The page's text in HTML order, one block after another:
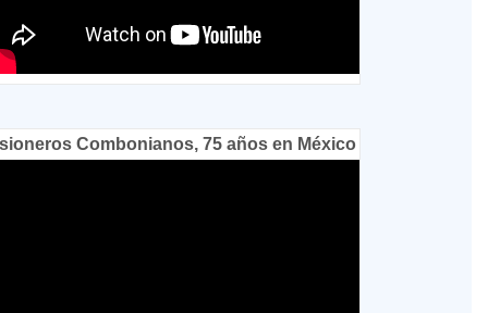
Combonianos, 75 años en México